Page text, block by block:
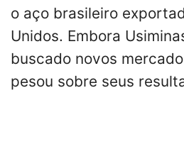
o aço brasileiro
Unidos. Embora
buscado novos
pesou sobre seus